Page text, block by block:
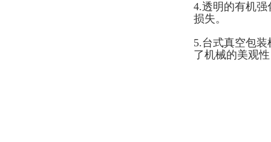
4.透明的有机
损失。
5.台式真空包
了机械的美观